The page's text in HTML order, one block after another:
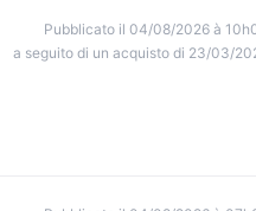
Pubblicato il 04/08/2026 à
a seguito di un acquisto di 23/03/